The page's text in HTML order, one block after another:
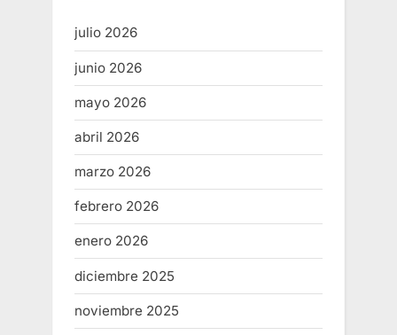
julio 2026
junio 2026
mayo 2026
abril 2026
marzo 2026
febrero 2026
enero 2026
diciembre 2025
noviembre 2025